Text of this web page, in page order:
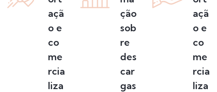
açã
o e
co
me
rcia
liza
ção
sob
re
des
car
gas
açã
o e
co
me
rcia
liza